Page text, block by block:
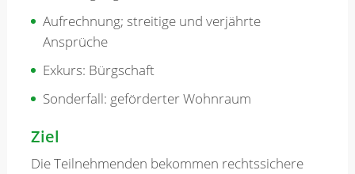
Aufrechnung; streitige und verjährte
Ansprüche
Exkurs: Bürgschaft
Sonderfall: geförderter Wohnraum
Ziel
Die Teilnehmenden bekommen rechtssichere